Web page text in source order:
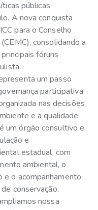
públicas
A nova conquista
para o Conselho
consolidando a
fóruns
um passo
participativa
nas decisões
e a qualidade
um órgão consultivo e
e
estadual, com
ambiental, o
e o acompanhamento
conservação.
nossa